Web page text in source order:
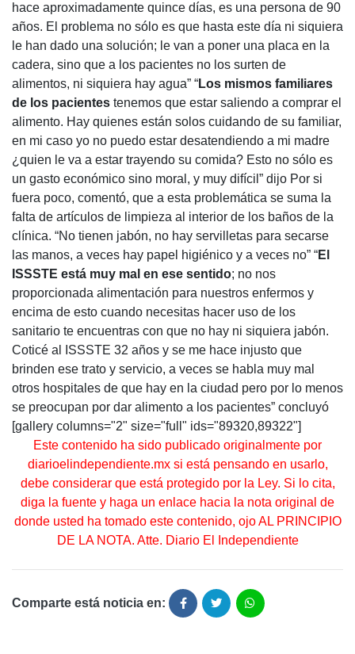
hace aproximadamente quince días, es una persona de 90
años. El problema no sólo es que hasta este día ni siquiera
le han dado una solución; le van a poner una placa en la
cadera, sino que a los pacientes no los surten de
alimentos, ni siquiera hay agua” “Los mismos familiares
de los pacientes tenemos que estar saliendo a comprar el
alimento. Hay quienes están solos cuidando de su familiar,
en mi caso yo no puedo estar desatendiendo a mi madre
¿quien le va a estar trayendo su comida? Esto no sólo es
un gasto económico sino moral, y muy difícil” dijo Por si
fuera poco, comentó, que a esta problemática se suma la
falta de artículos de limpieza al interior de los baños de la
clínica. “No tienen jabón, no hay servilletas para secarse
las manos, a veces hay papel higiénico y a veces no” “El
ISSSTE está muy mal en ese sentido; no nos
proporcionada alimentación para nuestros enfermos y
encima de esto cuando necesitas hacer uso de los
sanitario te encuentras con que no hay ni siquiera jabón.
Coticé al ISSSTE 32 años y se me hace injusto que
brinden ese trato y servicio, a veces se habla muy mal
otros hospitales de que hay en la ciudad pero por lo menos
se preocupan por dar alimento a los pacientes” concluyó
[gallery columns="2" size="full" ids="89320,89322"]
Este contenido ha sido publicado originalmente por
diarioelindependiente.mx si está pensando en usarlo,
debe considerar que está protegido por la Ley. Si lo cita,
diga la fuente y haga un enlace hacia la nota original de
donde usted ha tomado este contenido, ojo AL PRINCIPIO
DE LA NOTA. Atte. Diario El Independiente
Comparte está noticia en: